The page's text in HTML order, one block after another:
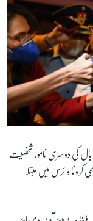
بال کی دوسری نامور شخصیت
کرونا وائرس میں مبتلا